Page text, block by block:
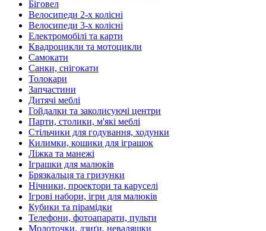
Біговел
Велосипеди 2-х колісні
Велосипеди 3-х колісні
Електромобілі та карти
Квадроцикли та мотоцикли
Самокати
Санки, снігокати
Толокари
Запчастини
Дитячі меблі
Гойдалки та заколисуючі центри
Парти, столики, м'які меблі
Стільчики для годування, ходунки
Килимки, кошики для іграшок
Ліжка та манежі
Іграшки для малюків
Брязкальця та гризунки
Нічники, проектори та каруселі
Ігрові набори, ігри для малюків
Кубики та пірамідки
Телефони, фотоапарати, пульти
Молоточки, дзиґи, неваляшки